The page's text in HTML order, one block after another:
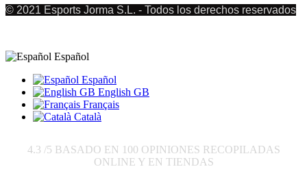
© 2021 Esports Jorma S.L. - Todos los derechos reservados
Español
Español
English GB
Français
Català
4.3 /5 BASADO EN 100 OPINIONES RECOPILADAS
ONLINE Y EN TIENDAS